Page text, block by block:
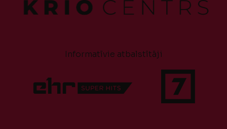
Informatīvie atbalstītāji